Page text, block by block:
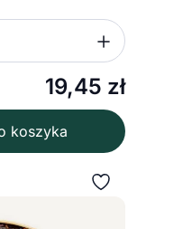
19,45 zł
koszyka